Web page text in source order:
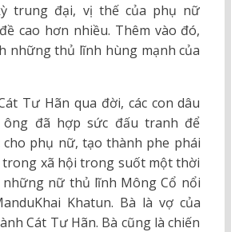
trung đại, vị thế của phụ nữ
cao hơn nhiều. Thêm vào đó,
những thủ lĩnh hùng mạnh của
Tư Hãn qua đời, các con dâu
ông đã hợp sức đấu tranh để
cho phụ nữ, tạo thành phe phái
trong xã hội trong suốt một thời
nữ thủ lĩnh Mông Cổ nổi
Khatun. Bà là vợ của
Cát Tư Hãn. Bà cũng là chiến